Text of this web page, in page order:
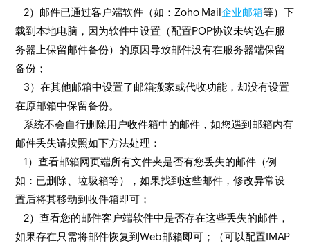
2）邮件已通过客户端软件（如：Zoho Mail企业邮箱等）下
载到本地电脑，因为软件中设置（配置POP协议未钩选在服
务器上保留邮件备份）的原因导致邮件没有在服务器端保留
备份；
3）在其他邮箱中设置了邮箱搬家或代收功能，却没有设置
在原邮箱中保留备份。
系统不会自行删除用户收件箱中的邮件，如您遇到邮箱内有
邮件丢失请按照如下方法处理：
1）查看邮箱网页端所有文件夹是否有您丢失的邮件（例
如：已删除、垃圾箱等），如果找到这些邮件，修改异常设
置后将其移动到收件箱即可；
2）查看您的邮件客户端软件中是否存在这些丢失的邮件，
如果存在只需将邮件恢复到Web邮箱即可；（可以配置IMAP